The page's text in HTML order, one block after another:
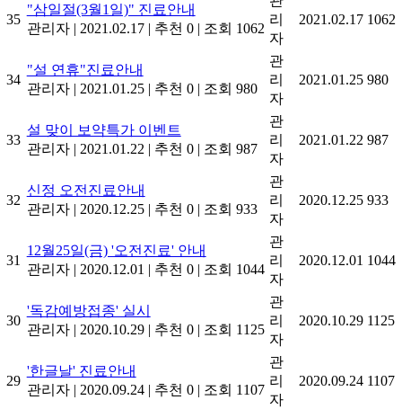
35
"삼일절(3월1일)" 진료안내
관리자 | 2021.02.17 | 추천 0 | 조회 1062
리
자
2021.02.17 1062
34
"설 연휴"진료안내
관리자 | 2021.01.25 | 추천 0 | 조회 980
관
리
자
2021.01.25 980
33
설 맞이 보약특가 이벤트
관리자 | 2021.01.22 | 추천 0 | 조회 987
관
리
자
2021.01.22 987
32
신정 오전진료안내
관리자 | 2020.12.25 | 추천 0 | 조회 933
관
리
자
2020.12.25 933
31
12월25일(금) '오전진료' 안내
관리자 | 2020.12.01 | 추천 0 | 조회 1044
관
리
자
2020.12.01 1044
30
'독감예방접종' 실시
관리자 | 2020.10.29 | 추천 0 | 조회 1125
관
리
자
2020.10.29 1125
29
'한글날' 진료안내
관리자 | 2020.09.24 | 추천 0 | 조회 1107
관
리
자
2020.09.24 1107